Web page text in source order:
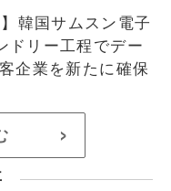
韓国サムスン電子
ドリー工程でデー
企業を新たに確保
>